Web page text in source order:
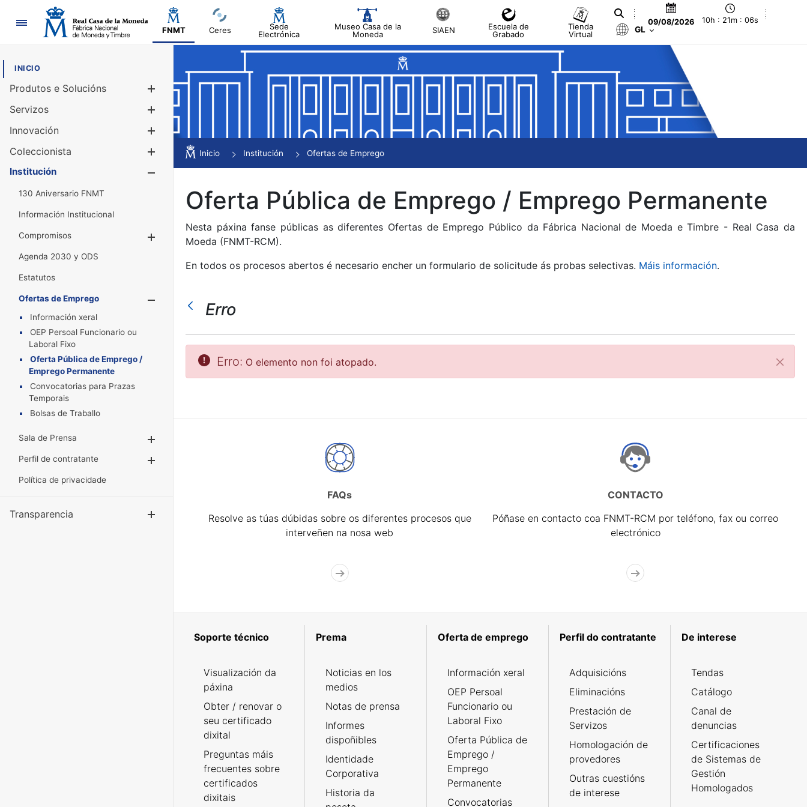
Navegación
FNMT Ceres
Sede
Electrónica
Museo Casa de la
Moneda
SIAEN
Escuela de
Grabado
Tienda
Virtual
09/08/2026 10h : 21m : 06s
GL
INICIO
Produtos e Solucións
Mostrar/Ocultar
Servizos
Innovación
Coleccionista
Mostrar/Ocultar
Institución
130 Aniversario FNMT
Información Institucional
Compromisos
Mostrar/Ocultar
Agenda 2030 y ODS
Estatutos
Ofertas de Emprego
Información xeral
OEP Persoal Funcionario ou
Laboral Fixo
Oferta Pública de Emprego /
Emprego Permanente
Convocatorias para Prazas
Temporais
Bolsas de Traballo
Sala de Prensa
Perfil de contratante
Política de privacidade
Transparencia Mostrar/Ocultar
Inicio Institución Ofertas de Emprego
Oferta Pública de Emprego / Emprego Permanente
Nesta páxina fanse públicas as diferentes Ofertas de Emprego Público da Fábrica Nacional de Moeda e Timbre - Real Casa da
Moeda (FNMT-RCM).
En todos os procesos abertos é necesario encher un formulario de solicitude ás probas selectivas. Máis información.
Erro
Erro: O elemento non foi atopado.
FAQs
Resolve as túas dúbidas sobre os diferentes procesos que
interveñen na nosa web
CONTACTO
Póñase en contacto coa FNMT-RCM por teléfono, fax ou correo
electrónico
Soporte técnico
Visualización da
páxina
Obter / renovar o
seu certificado
dixital
Preguntas máis
frecuentes sobre
certificados
dixitais
Prema
Noticias en los
medios
Notas de prensa
Informes
dispoñibles
Identidade
Corporativa
Historia da
Oferta de emprego
Información xeral
OEP Persoal
Funcionario ou
Laboral Fixo
Oferta Pública de
Emprego /
Emprego
Permanente
Convocatorias
Perfil do contratante
Adquisicións
Eliminacións
Prestación de
Servizos
Homologación de
provedores
Outras cuestións
de interese
De interese
Tendas
Catálogo
Canal de
denuncias
Certificaciones
de Sistemas de
Gestión
Homologados